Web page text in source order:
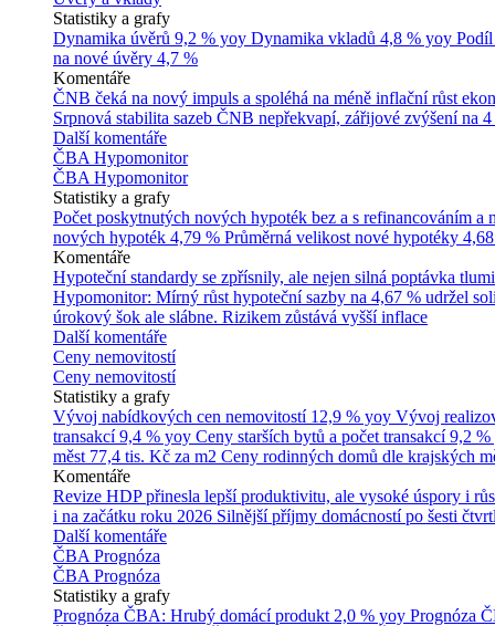
Statistiky a grafy
Dynamika úvěrů 9,2 % yoy Dynamika vkladů 4,8 % yoy
na nové úvěry 4,7 %
Komentáře
ČNB čeká na nový impuls a spoléhá na méně inflační růst
Srpnová stabilita sazeb ČNB nepřekvapí, zářijové zvýšení na
Další komentáře
ČBA Hypomonitor
ČBA Hypomonitor
Statistiky a grafy
Počet poskytnutých nových hypoték bez a s refinancováním a
nových hypoték 4,79 % Průměrná velikost nové hypotéky
Komentáře
Hypoteční standardy se zpřísnily, ale nejen silná poptávka
Hypomonitor: Mírný růst hypoteční sazby na 4,67 % udržel
úrokový šok ale slábne. Rizikem zůstává vyšší inflace
Další komentáře
Ceny nemovitostí
Ceny nemovitostí
Statistiky a grafy
Vývoj nabídkových cen nemovitostí 12,9 % yoy Vývoj
transakcí 9,4 % yoy Ceny starších bytů a počet transakcí 9,2
měst 77,4 tis. Kč za m2 Ceny rodinných domů dle krajských
Komentáře
Revize HDP přinesla lepší produktivitu, ale vysoké úspory i
i na začátku roku 2026 Silnější příjmy domácností po šesti
Další komentáře
ČBA Prognóza
ČBA Prognóza
Statistiky a grafy
Prognóza ČBA: Hrubý domácí produkt 2,0 % yoy Prognóza